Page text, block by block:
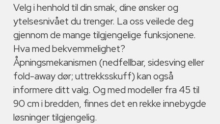
Velg i henhold til din smak, dine ønsker og
ytelsesnivået du trenger. La oss veilede deg
gjennom de mange tilgjengelige funksjonene.
Hva med bekvemmelighet?
Åpningsmekanismen (nedfellbar, sidesving eller
fold-away dør; uttrekksskuff) kan også
informere ditt valg. Og med modeller fra 45 til
90 cm i bredden, finnes det en rekke innebygde
løsninger tilgjengelig.